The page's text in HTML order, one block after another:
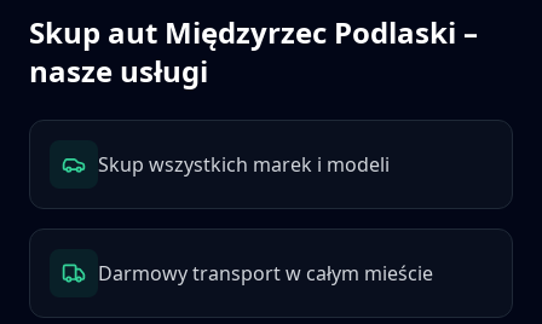
Skup aut Międzyrzec Podlaski –
nasze usługi
Skup wszystkich marek i modeli
Darmowy transport w całym mieście